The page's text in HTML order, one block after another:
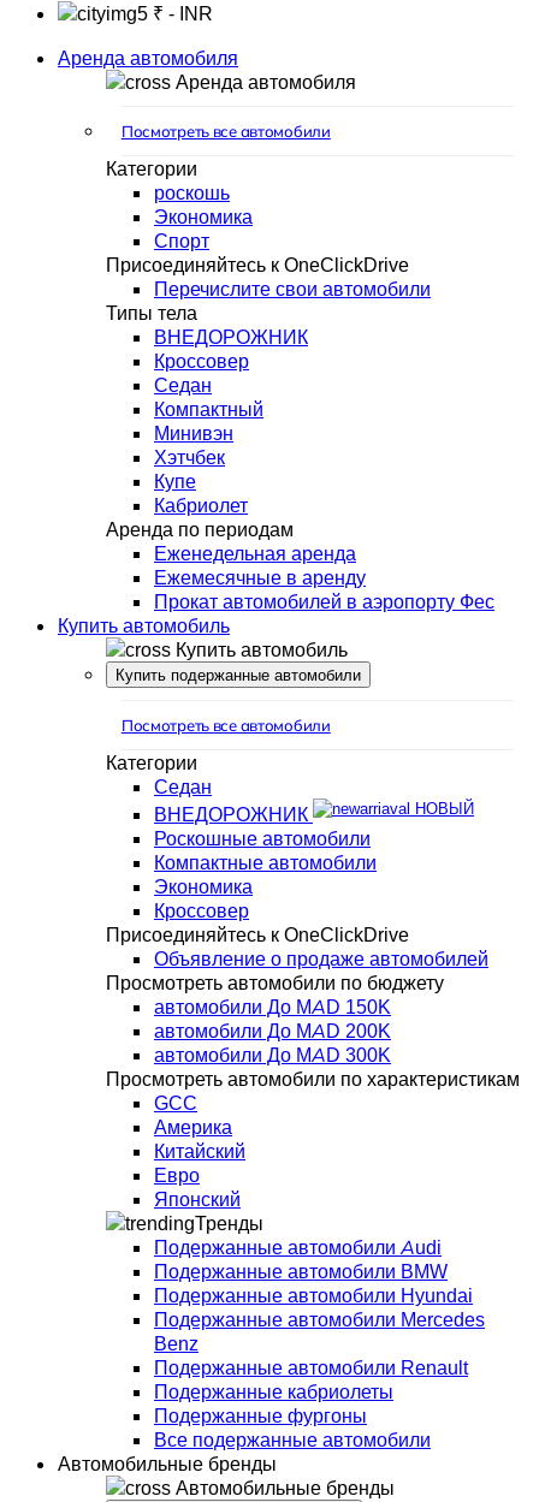
₹ - INR
Аренда автомобиля
Аренда автомобиля
Посмотреть все автомобили
Категории
роскошь
Экономика
Спорт
Присоединяйтесь к OneClickDrive
Перечислите свои автомобили
Типы тела
ВНЕДОРОЖНИК
Кроссовер
Седан
Компактный
Минивэн
Хэтчбек
Купе
Кабриолет
Аренда по периодам
Еженедельная аренда
Ежемесячные в аренду
Прокат автомобилей в аэропорту Фес
Купить автомобиль
Купить автомобиль
Купить подержанные автомобили
Посмотреть все автомобили
Категории
Седан
ВНЕДОРОЖНИК
НОВЫЙ
Роскошные автомобили
Компактные автомобили
Экономика
Кроссовер
Присоединяйтесь к OneClickDrive
Объявление о продаже автомобилей
Просмотреть автомобили по бюджету
автомобили До MAD 150K
автомобили До MAD 200K
автомобили До MAD 300K
Просмотреть автомобили по характеристикам
GCC
Америка
Китайский
Евро
Японский
Тренды
Подержанные автомобили Audi
Подержанные автомобили BMW
Подержанные автомобили Hyundai
Подержанные автомобили Mercedes
Benz
Подержанные автомобили Renault
Подержанные кабриолеты
Подержанные фургоны
Все подержанные автомобили
Автомобильные бренды
Автомобильные бренды